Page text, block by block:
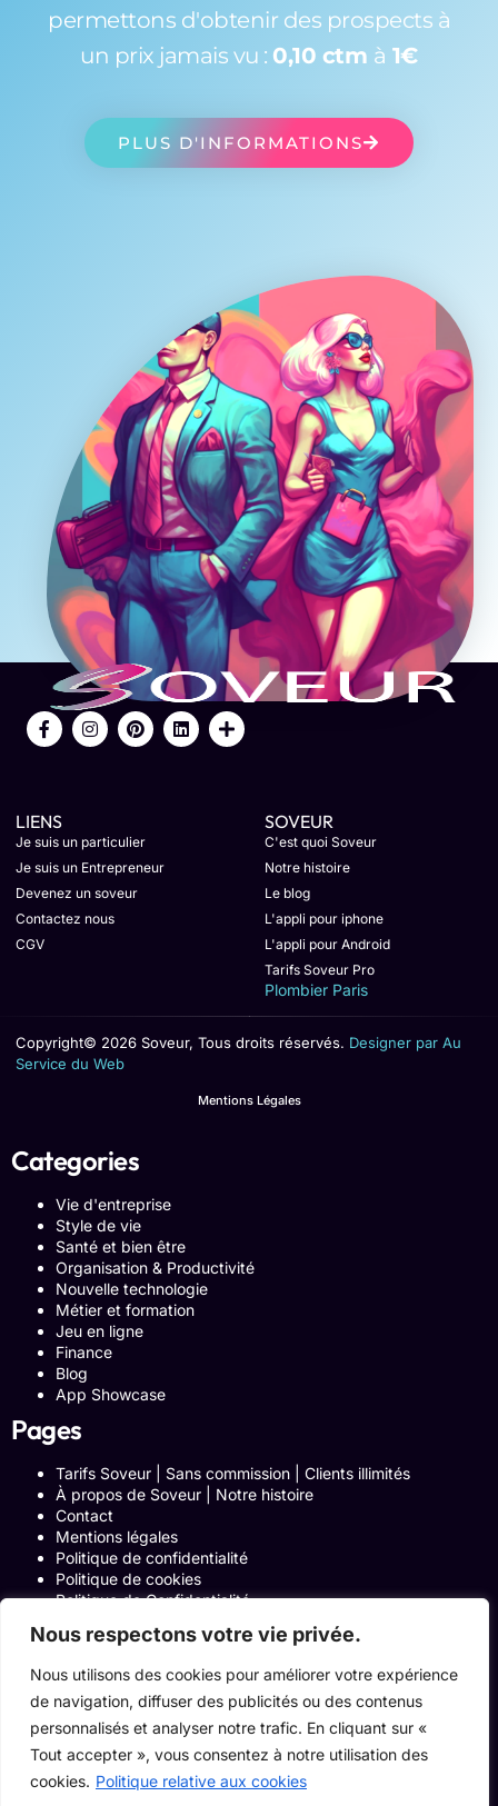
Nous respectons votre vie privée.
Nous utilisons des cookies pour améliorer votre expérience
de navigation, diffuser des publicités ou des contenus
personnalisés et analyser notre trafic. En cliquant sur «
Tout accepter », vous consentez à notre utilisation des
cookies. Politique relative aux cookies
permettons d'obtenir des prospects à
un prix jamais vu : 0,10 ctm à 1€
PLUS D'INFORMATIONS
LIENS
Je suis un particulier
Je suis un Entrepreneur
Devenez un soveur
Contactez nous
CGV
SOVEUR
C'est quoi Soveur
Notre histoire
Le blog
L'appli pour iphone
L'appli pour Android
Tarifs Soveur Pro
Plombier Paris
Copyright© 2026 Soveur, Tous droits réservés. Designer par Au
Service du Web
Mentions Légales
Categories
Vie d'entreprise
Style de vie
Santé et bien être
Organisation & Productivité
Nouvelle technologie
Métier et formation
Jeu en ligne
Finance
Blog
App Showcase
Pages
Tarifs Soveur | Sans commission | Clients illimités
À propos de Soveur | Notre histoire
Contact
Mentions légales
Politique de confidentialité
Politique de cookies
Politique de Confidentialité
Blog
Programme Affiliation
Conditions générales d’utilisation
ACCUEIL
Onglets Zone Affilié
Le Blog
Devenir pro